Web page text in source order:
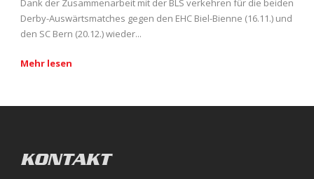
Dank der Zusammenarbeit mit der BLS verkehren für die beiden
Derby-Auswärtsmatches gegen den EHC Biel-Bienne (16.11.) und
den SC Bern (20.12.) wieder...
Mehr lesen
KONTAKT